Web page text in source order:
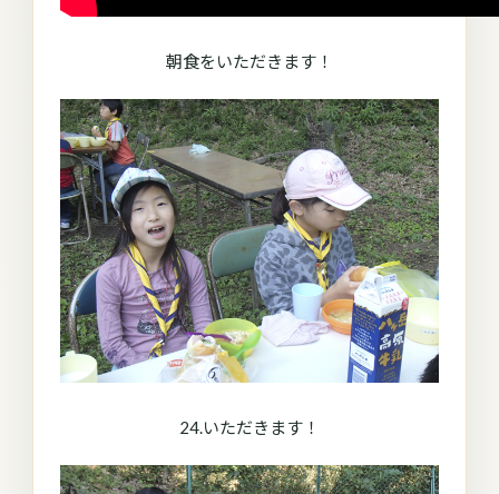
朝食をいただきます！
24.いただきます！